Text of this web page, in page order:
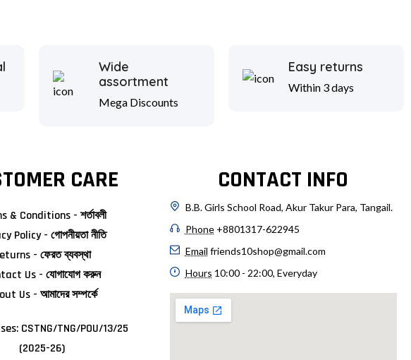
Wide
assortment
Mega Discounts
Easy returns
Within 3 days
CARE
& Conditions - শর্তাবলী
Policy - গোপনীয়তা নীতি
- ফেরত ব্যবস্থা
Us - যোগাযোগ করুন
Us - আমাদের সম্পর্কে
CSTNG/TNG/POU/13/25
(2025-26)
CONTACT INFO
B.B. Girls School Road, Akur Takur Para, Tangail.
Phone +8801317-622945
Email friends10shop@gmail.com
Hours 10:00 - 22:00, Everyday